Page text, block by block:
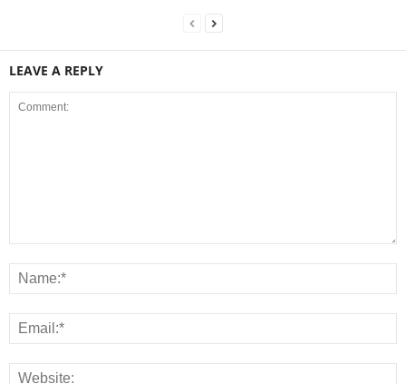
LEAVE A REPLY